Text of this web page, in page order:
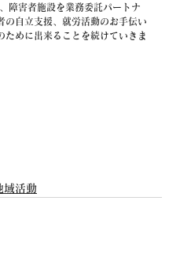
障害者施設を業務委託パートナ
の自立支援、就労活動のお手伝い
ために出来ることを続けていきま
域活動